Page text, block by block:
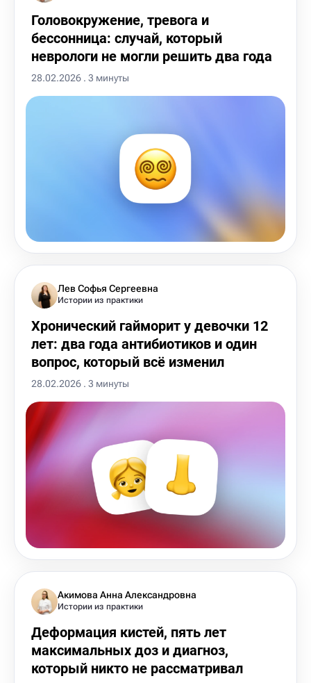
Головокружение, тревога и
бессонница: случай, который
неврологи не могли решить два года
28.02.2026 . 3 минуты
Лев Софья Сергеевна
Истории из практики
Хронический гайморит у девочки 12
лет: два года антибиотиков и один
вопрос, который всё изменил
28.02.2026 . 3 минуты
Акимова Анна Александровна
Истории из практики
Деформация кистей, пять лет
максимальных доз и диагноз,
который никто не рассматривал